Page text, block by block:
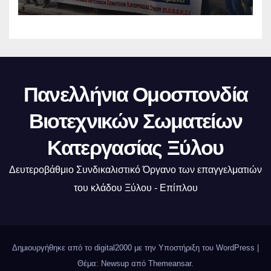
Πανελλήνια Ομοσπονδία
Βιοτεχνικών Σωματείων
Κατεργασίας Ξύλου
Δευτεροβάθμιο Συνδικαλιστικό Όργανο των επαγγελματιών
του κλάδου Ξύλου - Επίπλου
Δημιουργήθηκε από το digital2000 με την Υποστήριξη του WordPress |
Θέμα: Newsup από Themeansar.